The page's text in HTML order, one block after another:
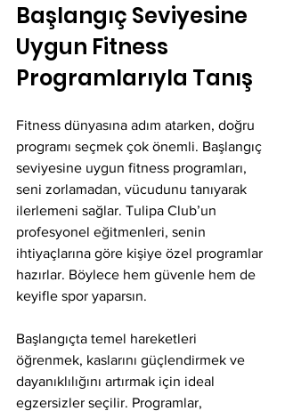
Başlangıç Seviyesine
Uygun Fitness
Programlarıyla Tanış
Fitness dünyasına adım atarken, doğru
programı seçmek çok önemli. Başlangıç
seviyesine uygun fitness programları,
seni zorlamadan, vücudunu tanıyarak
ilerlemeni sağlar. Tulipa Club’un
profesyonel eğitmenleri, senin
ihtiyaçlarına göre kişiye özel programlar
hazırlar. Böylece hem güvenle hem de
keyifle spor yaparsın.
Başlangıçta temel hareketleri
öğrenmek, kaslarını güçlendirmek ve
dayanıklılığını artırmak için ideal
egzersizler seçilir. Programlar,